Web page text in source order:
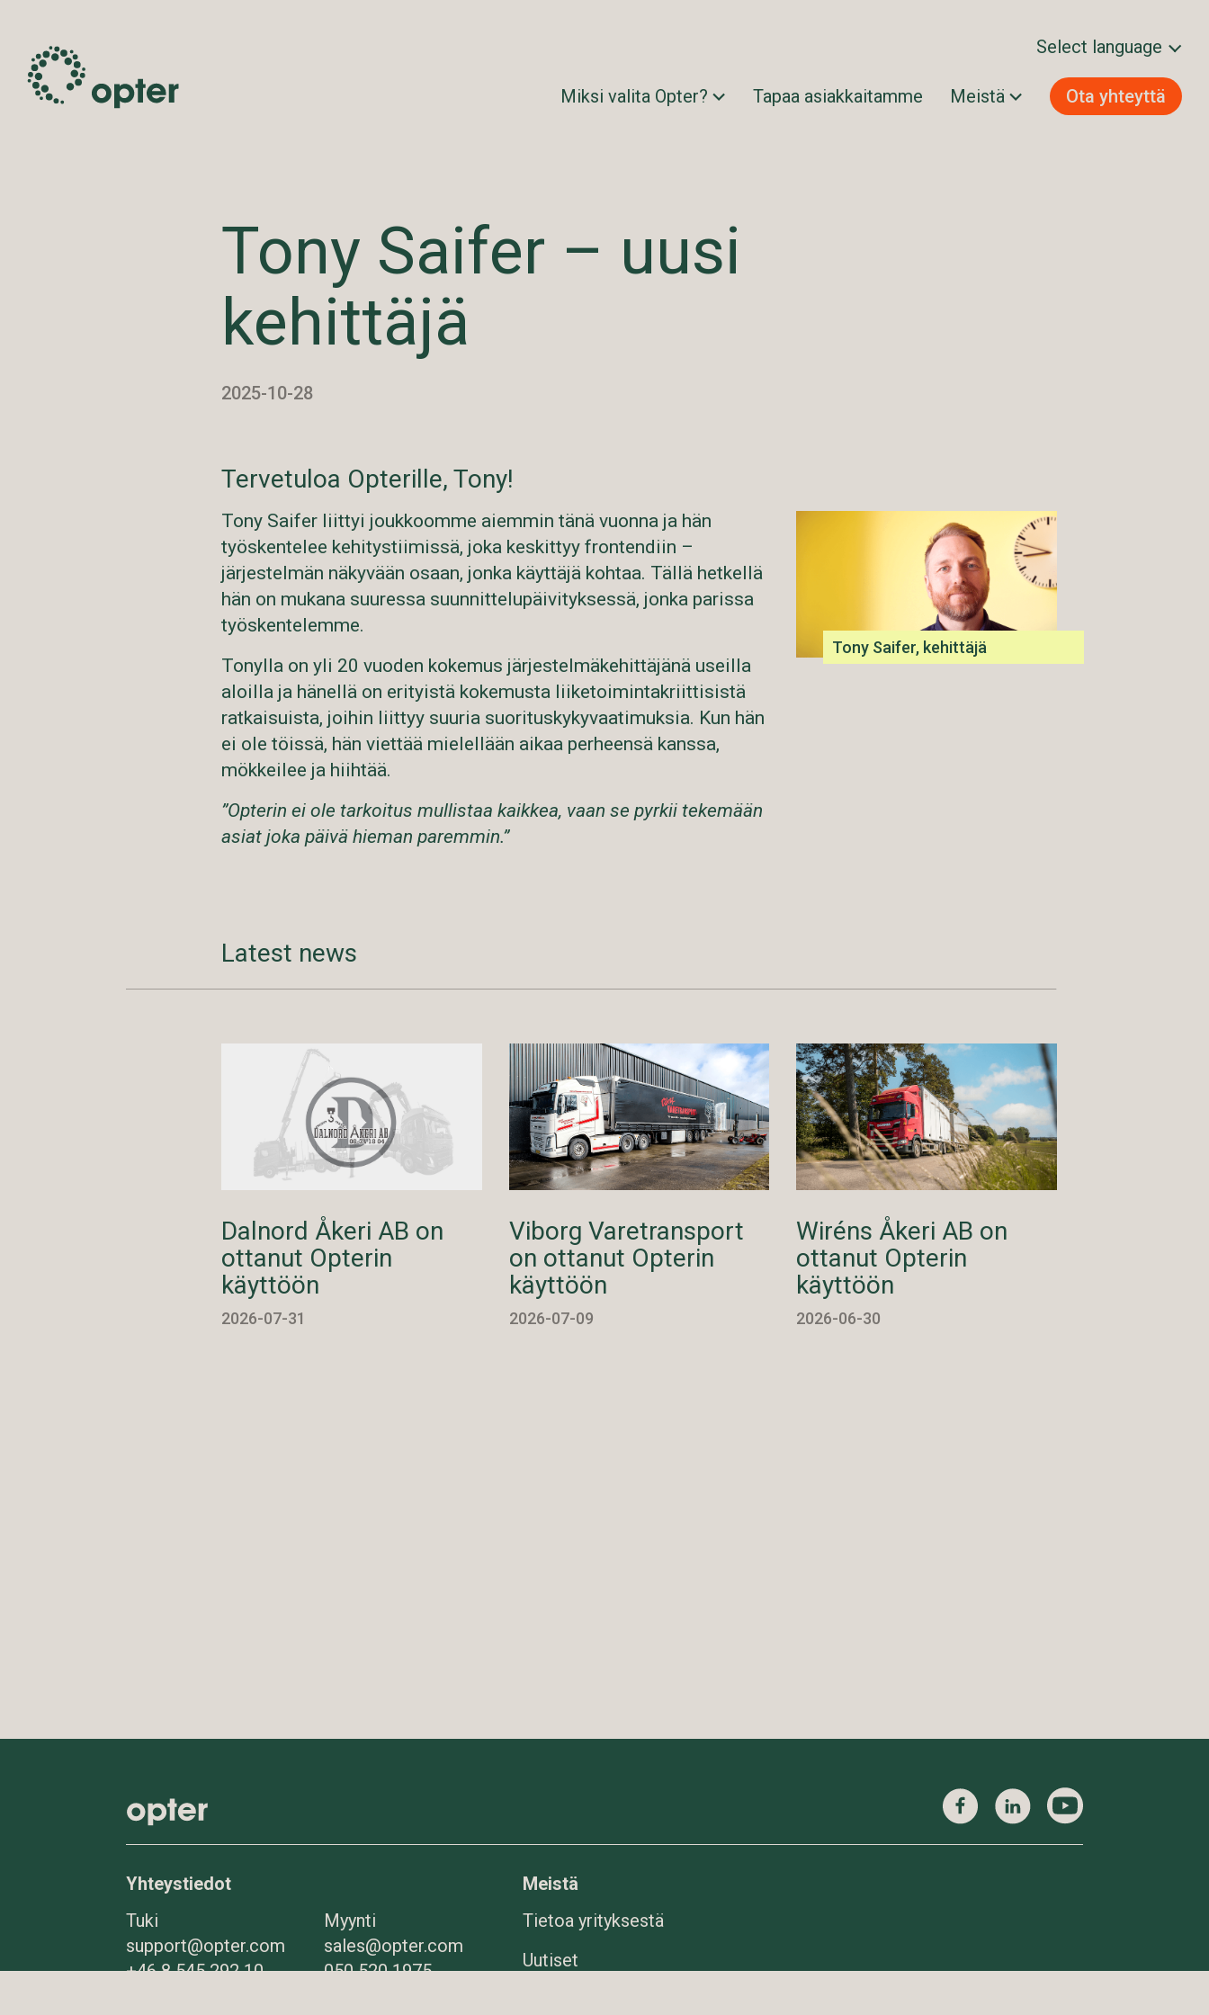
Select language
Svenska
Miksi valita Opter? Tapaa asiakkaitamme Meistä Ota yhteyttä
Tony Saifer – uusi
kehittäjä
2025-10-28
Tervetuloa Opterille, Tony!
Tony Saifer, kehittäjä
Tony Saifer liittyi joukkoomme aiemmin tänä vuonna ja hän
työskentelee kehitystiimissä, joka keskittyy frontendiin –
järjestelmän näkyvään osaan, jonka käyttäjä kohtaa. Tällä hetkellä
hän on mukana suuressa suunnittelupäivityksessä, jonka parissa
työskentelemme.
Tonylla on yli 20 vuoden kokemus järjestelmäkehittäjänä useilla
aloilla ja hänellä on erityistä kokemusta liiketoimintakriittisistä
ratkaisuista, joihin liittyy suuria suorituskykyvaatimuksia. Kun hän
ei ole töissä, hän viettää mielellään aikaa perheensä kanssa,
mökkeilee ja hiihtää.
”Opterin ei ole tarkoitus mullistaa kaikkea, vaan se pyrkii tekemään
asiat joka päivä hieman paremmin.”
Latest news
Dalnord Åkeri AB on
ottanut Opterin
käyttöön
2026-07-31
Viborg Varetransport
on ottanut Opterin
käyttöön
2026-07-09
Wiréns Åkeri AB on
ottanut Opterin
käyttöön
2026-06-30
Yhteystiedot
Tuki
support@opter.com
+46 8 545 292 10
Myynti
sales@opter.com
050 520 1975
Meistä
Tietoa yrityksestä
Uutiset